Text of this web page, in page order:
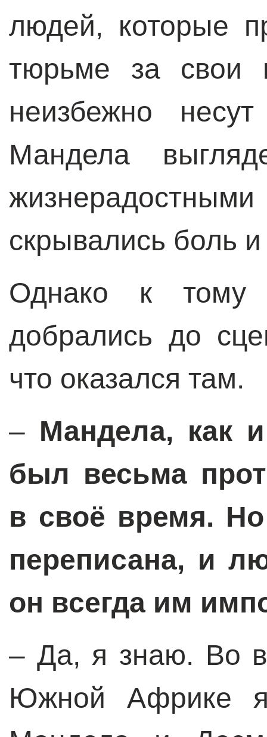
людей, которые
тюрьме за свои
неизбежно
Мандела
жизнерадостными
скрывались боль
Однако к тому
добрались до
что оказался там.
– Мандела, как
был весьма
в своё время.
переписана, и
он всегда им
– Да, я знаю. Во
Южной Африке